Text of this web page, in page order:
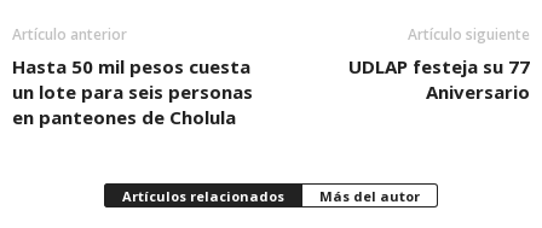
Artículo anterior
Hasta 50 mil pesos cuesta
un lote para seis personas
en panteones de Cholula
Artículo siguiente
UDLAP festeja su 77
Aniversario
Artículos relacionados Más del autor